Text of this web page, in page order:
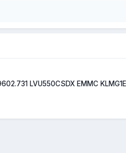
LVU550CSDX EMMC